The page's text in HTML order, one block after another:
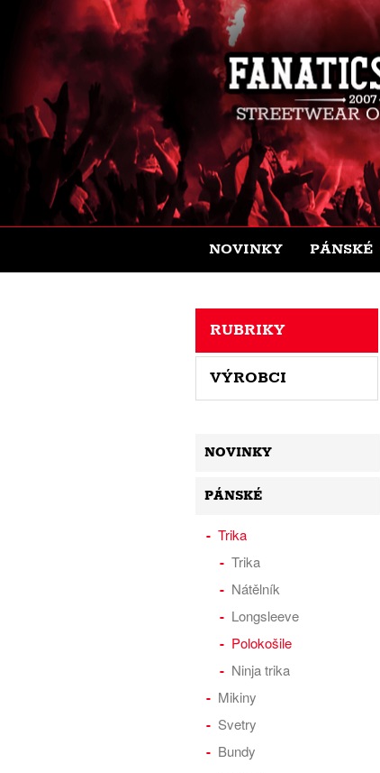
NOVINKY PÁNSKÉ
RUBRIKY
VÝROBCI
NOVINKY
PÁNSKÉ
Trika
Trika
Nátělník
Longsleeve
Polokošile
Ninja trika
Mikiny
Svetry
Bundy